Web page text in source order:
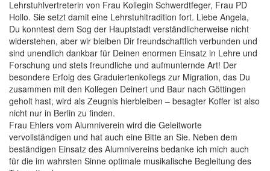
Lehrstuhlvertreterin von Frau Kollegin Schwerdtfeger, Frau PD
Hollo. Sie setzt damit eine Lehrstuhltradition fort. Liebe Angela,
Du konntest dem Sog der Hauptstadt verständlicherweise nicht
widerstehen, aber wir bleiben Dir freundschaftlich verbunden und
sind unendlich dankbar für Deinen enormen Einsatz in Lehre und
Forschung und stets freundliche und aufmunternde Art! Der
besondere Erfolg des Graduiertenkollegs zur Migration, das Du
zusammen mit den Kollegen Deinert und Baur nach Göttingen
geholt hast, wird als Zeugnis hierbleiben – besagter Koffer ist also
nicht nur in Berlin zu finden.
Frau Ehlers vom Alumniverein wird die Geleitworte
vervollständigen und hat auch eine Bitte an Sie. Neben dem
beständigen Einsatz des Alumnivereins bedanke ich mich auch
für die im wahrsten Sinne optimale musikalische Begleitung des